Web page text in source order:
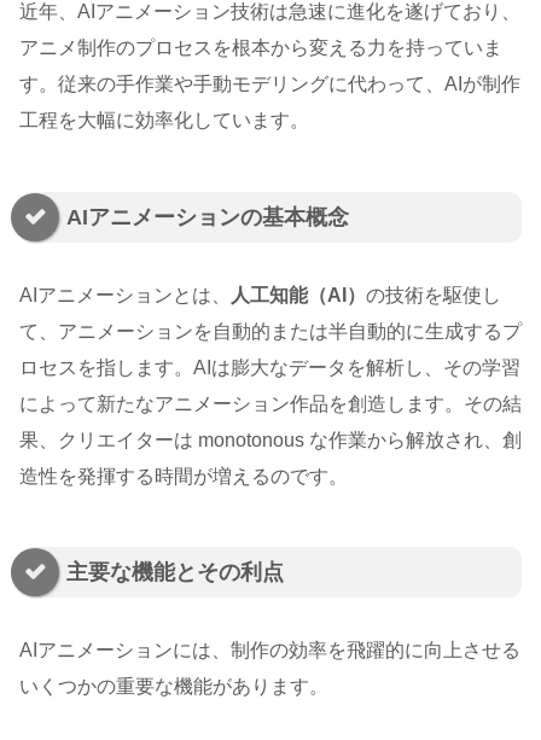
近年、AIアニメーション技術は急速に進化を遂げており、
アニメ制作のプロセスを根本から変える力を持っていま
す。従来の手作業や手動モデリングに代わって、AIが制作
工程を大幅に効率化しています。
AIアニメーションの基本概念
AIアニメーションとは、 人工知能（AI） の技術を駆使し
て、アニメーションを自動的または半自動的に生成するプ
ロセスを指します。AIは膨大なデータを解析し、その学習
によって新たなアニメーション作品を創造します。その結
果、クリエイターは monotonous な作業から解放され、創
造性を発揮する時間が増えるのです。
主要な機能とその利点
AIアニメーションには、制作の効率を飛躍的に向上させる
いくつかの重要な機能があります。